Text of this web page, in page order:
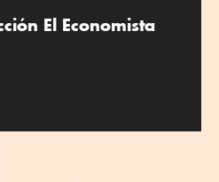
El Economista